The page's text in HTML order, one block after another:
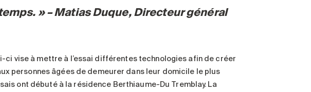
» – Matias Duque, Directeur général
ci vise à mettre à l’essai différentes technologies afin de créer
personnes âgées de demeurer dans leur domicile le plus
ont débuté à la résidence Berthiaume-Du Tremblay. La